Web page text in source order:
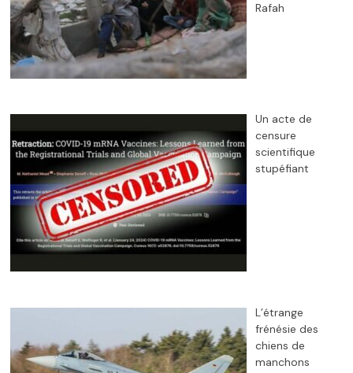
Rafah
Un acte de
censure
scientifique
stupéfiant
L’étrange
frénésie des
chiens de
manchons